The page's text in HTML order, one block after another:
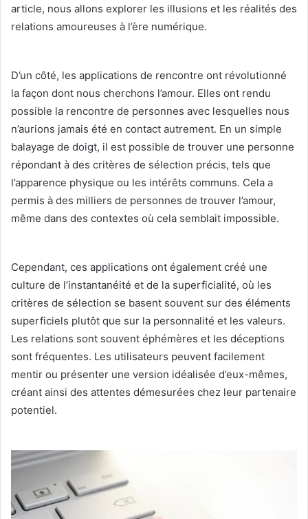
article, nous allons explorer les illusions et les réalités des
relations amoureuses à l’ère numérique.
D’un côté, les applications de rencontre ont révolutionné
la façon dont nous cherchons l’amour. Elles ont rendu
possible la rencontre de personnes avec lesquelles nous
n’aurions jamais été en contact autrement. En un simple
balayage de doigt, il est possible de trouver une personne
répondant à des critères de sélection précis, tels que
l’apparence physique ou les intérêts communs. Cela a
permis à des milliers de personnes de trouver l’amour,
même dans des contextes où cela semblait impossible.
Cependant, ces applications ont également créé une
culture de l’instantanéité et de la superficialité, où les
critères de sélection se basent souvent sur des éléments
superficiels plutôt que sur la personnalité et les valeurs.
Les relations sont souvent éphémères et les déceptions
sont fréquentes. Les utilisateurs peuvent facilement
mentir ou présenter une version idéalisée d’eux-mêmes,
créant ainsi des attentes démesurées chez leur partenaire
potentiel.